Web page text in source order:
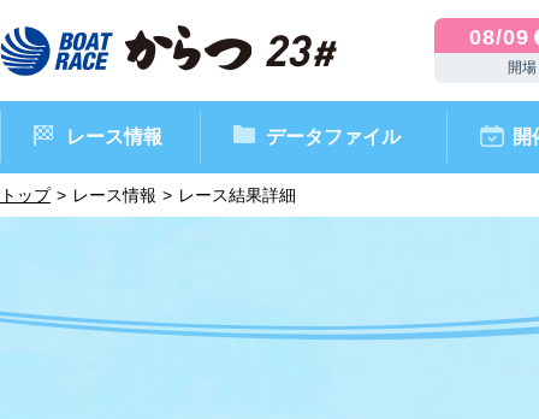
08/09
開場
レース情報 データファイル 開
トップ レース情報 レース結果詳細